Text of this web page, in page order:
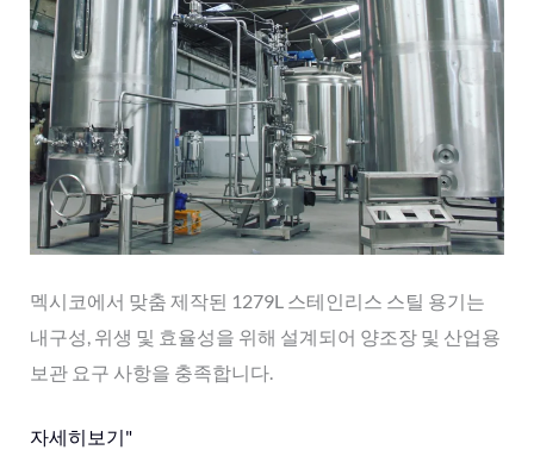
멕시코에서 맞춤 제작된 1279L 스테인리스 스틸 용기는
내구성, 위생 및 효율성을 위해 설계되어 양조장 및 산업용
보관 요구 사항을 충족합니다.
이
맞
춤
제
작
자세히보기"